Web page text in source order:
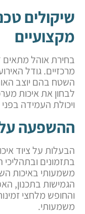
שיקולים
מקצועיים
בחירת אוהל
מרכזיים. גודל
השטח בהם יוצב
לבחון את איכות
ויכולת העמידה בפני
ההשפעה על
הבעלות על ציוד
בתזמונים
משמעותי באיכות
הגמישות בתכנון,
והחופש מלחצי
משמעותי.